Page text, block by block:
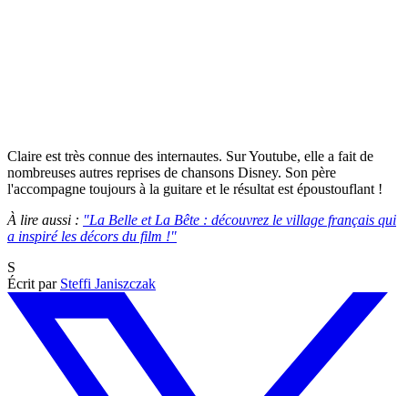
Claire est très connue des internautes. Sur Youtube, elle a fait de
nombreuses autres reprises de chansons Disney. Son père
l'accompagne toujours à la guitare et le résultat est époustouflant !
À lire aussi : "La Belle et La Bête : découvrez le village français qui
a inspiré les décors du film !"
S
Écrit par Steffi Janiszczak